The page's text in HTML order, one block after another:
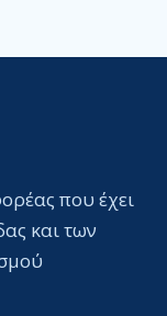
που έχει
και των